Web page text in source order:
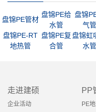
盘锦PE管材
盘锦PE给
水管
盘锦
气管
盘锦PE-RT
地热管
盘锦PE复
合管
盘锦虹
水管
走进建硕
企业活动
PP
PE